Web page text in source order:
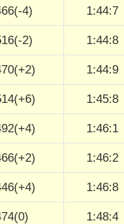
4) 1:44:7
2) 1:44:8
1:44:9
1:45:8
1:46:1
1:46:2
1:46:8
1:48:4